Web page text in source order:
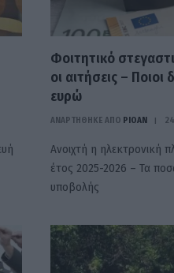
Φοιτητικό
οι αιτήσεις – Ποιοι
ευρώ
ΑΝΑΡΤΗΘΗΚΕ ΑΠΟ PIOAN
Ανοιχτή η ηλεκτρονική
έτος 2025-2026 – Τα
υποβολής